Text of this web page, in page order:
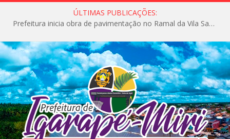
ÚLTIMAS PUBLICAÇÕES:
Prefeitura inicia obra de pavimentação no Ramal da Vila Santa Maria do Icatu